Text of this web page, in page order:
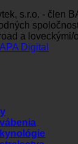
s.r.o. - člen
a loveckými/
Digital